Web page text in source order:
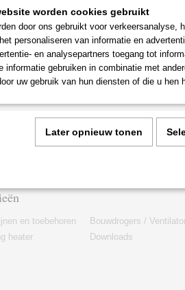
en toebehoren
heater
Bouwdrogers /
Downloads
worden cookies gebruikt
door ons gebruikt voor verkeersanalyse,
personaliseren van informatie en
en analysepartners toegang tot
informatie gebruiken in combinatie met
uw gebruik van hun diensten of die u hen
Later opnieuw tonen